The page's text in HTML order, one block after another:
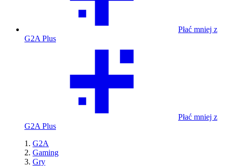
Płać mniej z
G2A Plus
Płać mniej z
G2A Plus
G2A
Gaming
Gry